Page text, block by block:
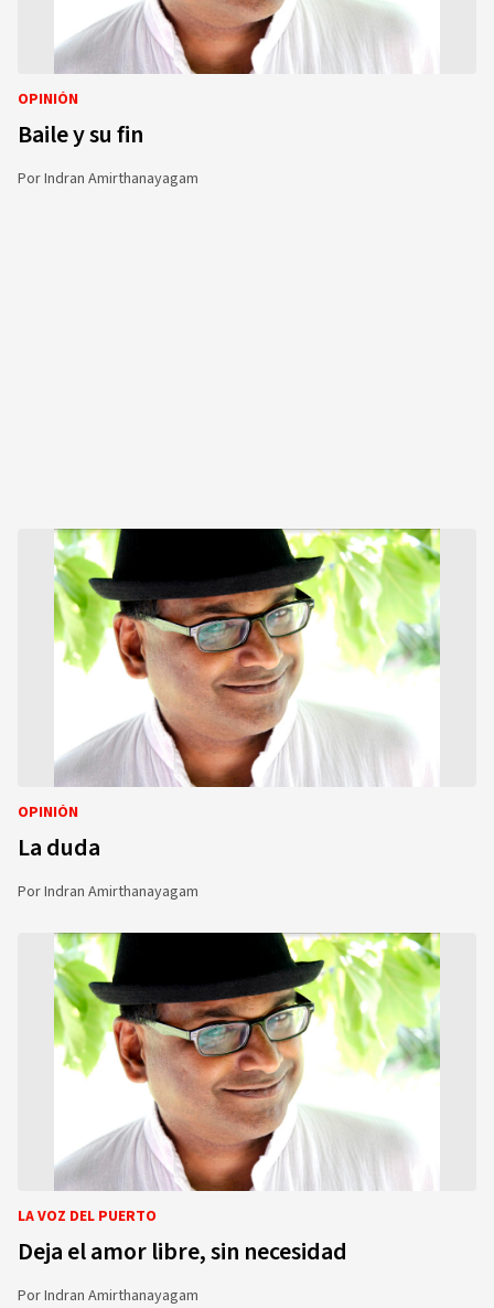
OPINIÓN
Baile y su fin
PorIndran Amirthanayagam
OPINIÓN
La duda
PorIndran Amirthanayagam
LA VOZ DEL PUERTO
Deja el amor libre, sin necesidad
PorIndran Amirthanayagam